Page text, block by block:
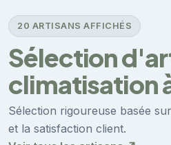
20 ARTISANS AFFICHÉS
Sélection
climatisation
Sélection rigoureuse basée
et la satisfaction client.